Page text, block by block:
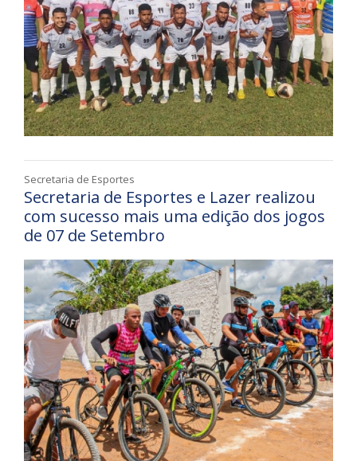
Secretaria de Esportes
Secretaria de Esportes e Lazer realizou
com sucesso mais uma edição dos jogos
de 07 de Setembro